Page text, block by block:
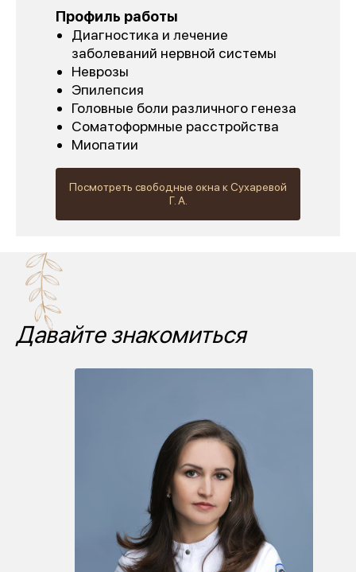
Профиль работы
Диагностика и лечение
заболеваний нервной системы
Неврозы
Эпилепсия
Головные боли различного генеза
Соматоформные расстройства
Миопатии
Посмотреть свободные окна к Сухаревой
Г. А.
Давайте знакомиться